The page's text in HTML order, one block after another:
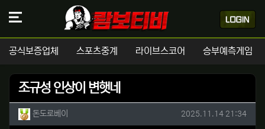
공식보증업체 스포츠중계 라이브스코어 승부예측게임
조규성 인상이 변햇네
작성자 정보
돈도로베이 작성일
2025.11.14 21:34